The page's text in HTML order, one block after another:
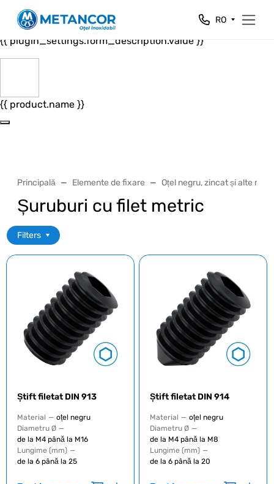
Close
{{ plugin_settings.form_header.value }}
{{ plugin_settings.form_description.value }}
{{ product.name }}
RO
Principală Elemente de fixare Oțel negru, zincat și alte
Șuruburi cu filet metric
Filters
Știft filetat DIN 913
Material — oțel negru
Diametru Ø —
de la M4 până la M16
Lungime (mm) —
de la 6 până la 25
Știft filetat DIN 914
Material — oțel negru
Diametru Ø —
de la М4 până la М8
Lungime (mm) —
de la 6 până la 20